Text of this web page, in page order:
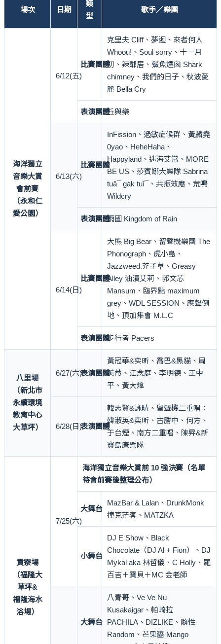
場次 日期
類
型
歌手／樂團
海洋獨立
音樂大賞
會前賽
（永和仁
愛公園）
6/12(五)
比賽團體
克里夫 Cliff、夢迴、來者何人
Whoou!、Soul sorry、十一月
初、辣鄰居、鯊魚煙囪 Shark
chimney、我們的日子、秋波愛
麗 Bella Cry
表演團體丘與樂
6/13(六)
比賽團體
InFission、過敏症候群、黃麟堯
0yao、HeheHaha、
Happyland、迷海艾當、MORE
BE US、莎賓娜大樂隊 Sabrina
tuā¯ ga̍k tuī¯、共振效應、荒鳴
Wildcry
表演團體雨國 Kingdom of Rain
6/14(日)
比賽團體
大熊 Big Bear、留聲機樂團 The
Phonograph、虎小島、
Jazzweed.芥子草、Greasy
Alley 油漬艾莉、郭文芯
Mansum、臨界點 maximum
grey、WDL SESSION、應聲倒
地、頂加集會 M.L.C
表演團體步行者 Pacers
八里場
（新北市
永續環境
教育中心
大草坪）
6/27(六)表演團體
黃冠華&奕昕、喬巴&黑貓、周
美蒂、江念庭、李明德、王中
平、黃大煒
6/28(日)表演團體
韓志賢&詠晴、留聲機二重唱：
韓淑英&奕昕、古勝中、何方、
于台煙、南方二重唱、陳昇&新
寶島康樂隊
貢寮場
（福隆大
草坪&
福隆海水
浴場）
7/25(六)
海洋獨立音樂大賞前 10 強決賽（名單
待會前賽後整理公布）
大舞台
MazBar & Lalan、DrunkMonk
撞克茫客、MATZKA
小舞台
DJ E Show、Black
Chocolate（DJ Al + Fion）、DJ
Mykal aka 林哲儀、C Holly、羅
百吉＋寶貝＋MC 金老師
大舞台
八青哥、Ve Ve Nu
Kusakaigar、帕崎拉
PACHILA、DIZLIKE、隨性
Random、芒果醬 Mango